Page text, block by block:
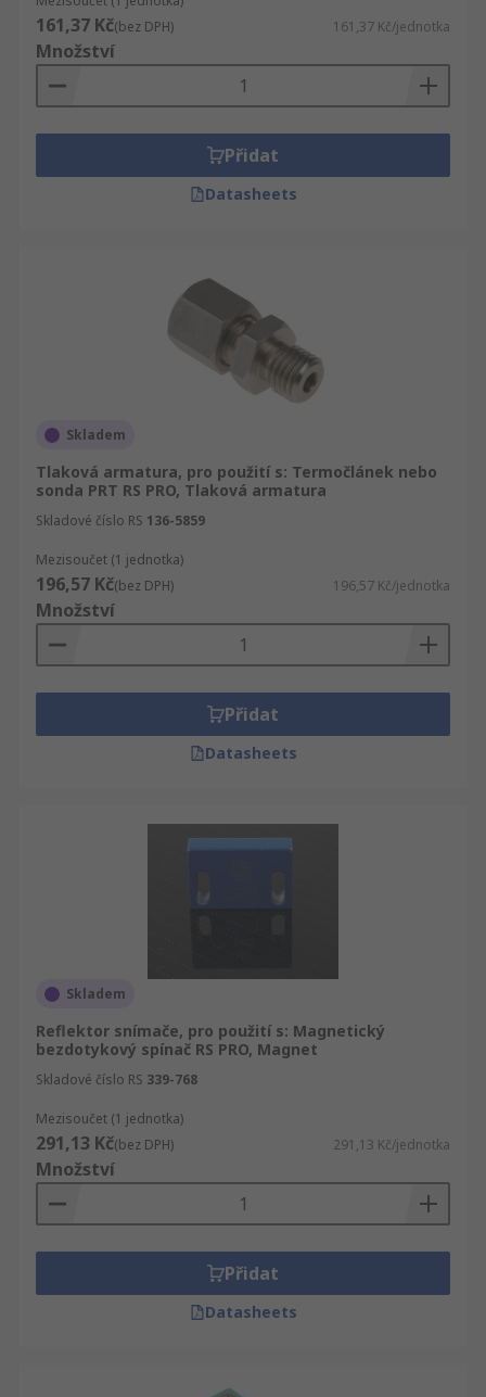
161,37 Kč(bez DPH) 161,37 Kč/jednotka
Množství
Přidat
Datasheets
Skladem
Tlaková armatura, pro použití s: Termočlánek nebo
sonda PRT RS PRO, Tlaková armatura
Skladové číslo RS 136-5859
Mezisoučet (1 jednotka)
196,57 Kč(bez DPH) 196,57 Kč/jednotka
Množství
Přidat
Datasheets
Skladem
Reflektor snímače, pro použití s: Magnetický
bezdotykový spínač RS PRO, Magnet
Skladové číslo RS 339-768
Mezisoučet (1 jednotka)
291,13 Kč(bez DPH) 291,13 Kč/jednotka
Množství
Přidat
Datasheets